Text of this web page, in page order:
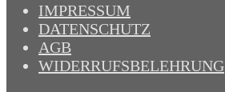
IMPRESSUM
DATENSCHUTZ
AGB
WIDERRUFSBELEHRUNG